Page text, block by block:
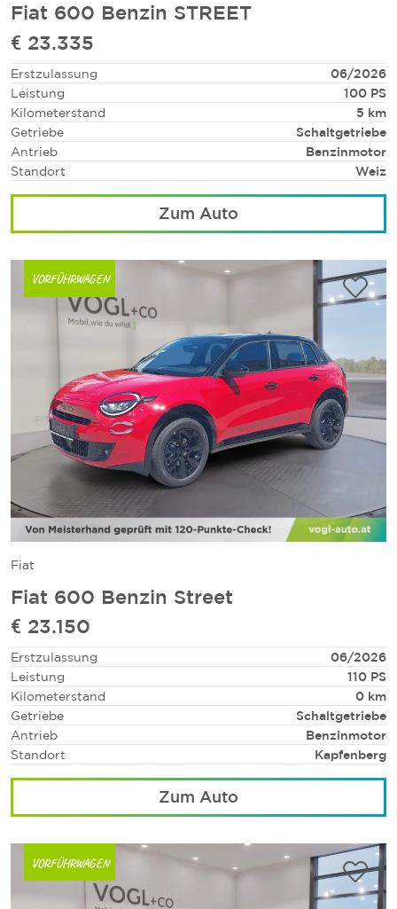
Fiat 600 Benzin STREET
€ 23.335
Erstzulassung
06/2026
Leistung
100 PS
Kilometerstand
5 km
Getriebe
Schaltgetriebe
Antrieb
Benzinmotor
Standort
Weiz
Zum Auto
VORFÜHRWAGEN
Fiat
Fiat 600 Benzin Street
€ 23.150
Erstzulassung
06/2026
Leistung
110 PS
Kilometerstand
0 km
Getriebe
Schaltgetriebe
Antrieb
Benzinmotor
Standort
Kapfenberg
Zum Auto
VORFÜHRWAGEN